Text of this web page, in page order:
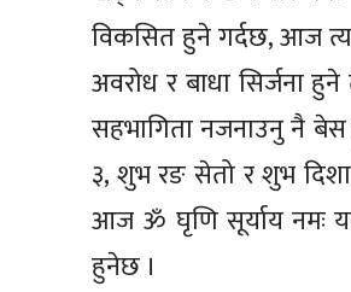
विकसित हुने गर्दछ, आज
अवरोध र बाधा सिर्जना
सहभागिता नजनाउनु नै
३, शुभ रङ सेतो र शुभ
आज ॐ घृणि सूर्याय नमः
हुनेछ ।